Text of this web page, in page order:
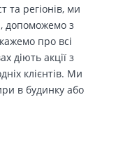
та регіонів, ми
допоможемо з
про всі
діють акції з
клієнтів. Ми
в будинку або